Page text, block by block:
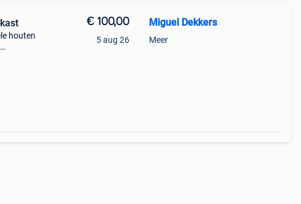
houten
€ 100,00
5 aug 26
Miguel Dekkers
Meer